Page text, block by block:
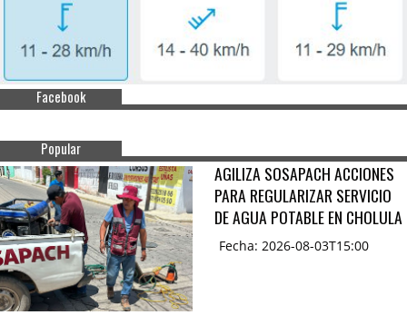
Facebook
Popular
AGILIZA SOSAPACH ACCIONES
PARA REGULARIZAR SERVICIO
DE AGUA POTABLE EN CHOLULA
Fecha: 2026-08-03T15:00